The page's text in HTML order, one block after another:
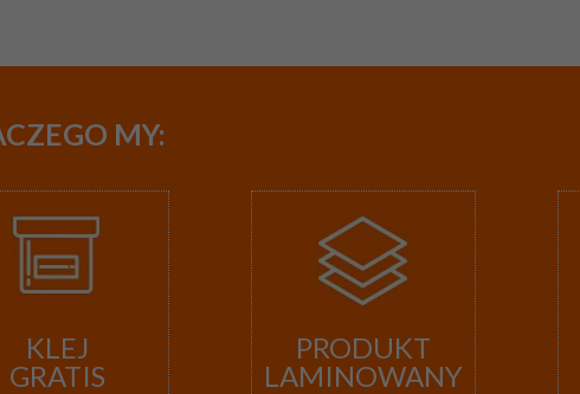
MY:
KLEJ
GRATIS
PRODUKT
LAMINOWANY